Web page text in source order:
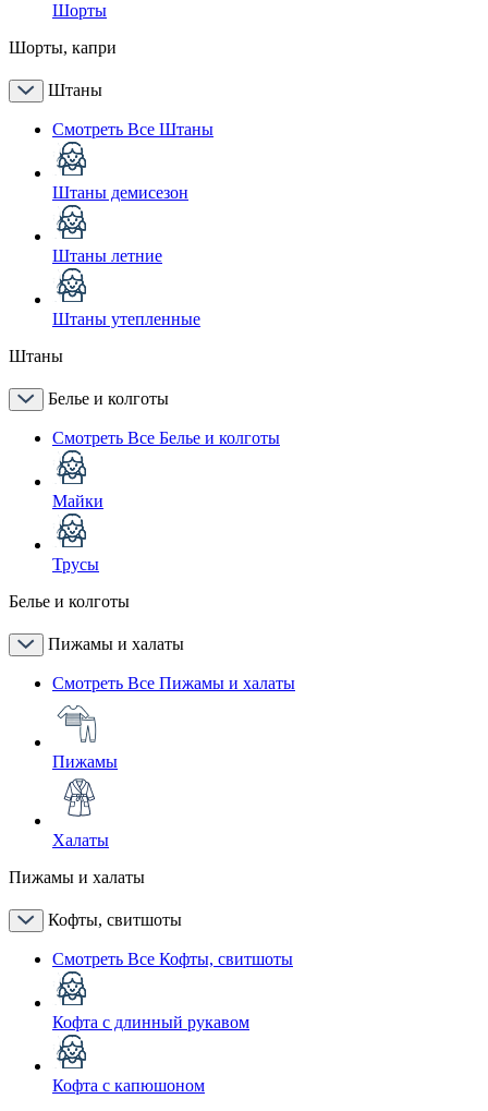
Шорты
Шорты, капри
Штаны
Смотреть Все Штаны
Штаны демисезон
Штаны летние
Штаны утепленные
Штаны
Белье и колготы
Смотреть Все Белье и колготы
Майки
Трусы
Белье и колготы
Пижамы и халаты
Смотреть Все Пижамы и халаты
Пижамы
Халаты
Пижамы и халаты
Кофты, свитшоты
Смотреть Все Кофты, свитшоты
Кофта с длинный рукавом
Кофта с капюшоном